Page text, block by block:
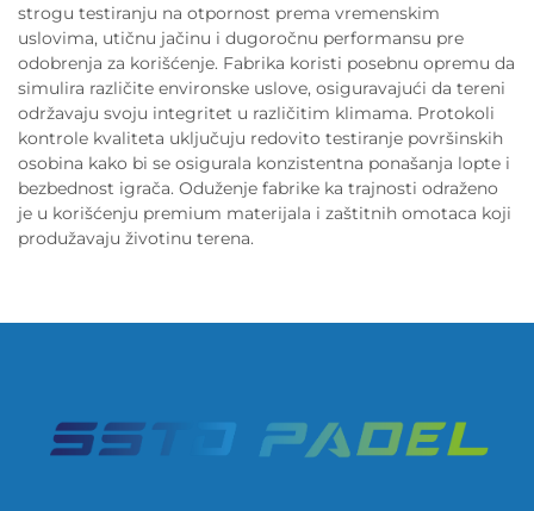
strogu testiranju na otpornost prema vremenskim
uslovima, utičnu jačinu i dugoročnu performansu pre
odobrenja za korišćenje. Fabrika koristi posebnu opremu da
simulira različite environske uslove, osiguravajući da tereni
održavaju svoju integritet u različitim klimama. Protokoli
kontrole kvaliteta uključuju redovito testiranje površinskih
osobina kako bi se osigurala konzistentna ponašanja lopte i
bezbednost igrača. Oduženje fabrike ka trajnosti odraženo
je u korišćenju premium materijala i zaštitnih omotaca koji
produžavaju životinu terena.